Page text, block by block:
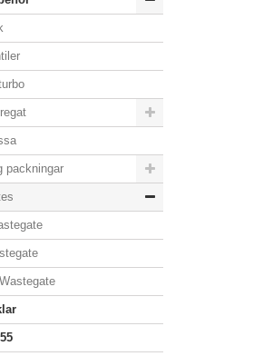
packningar